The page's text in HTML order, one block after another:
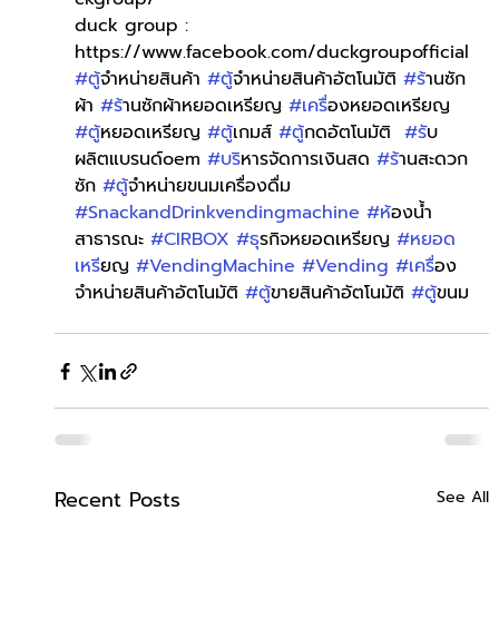
duck group :
https://www.facebook.com/duckgroupofficial
#ตู้จำหน่ายสินค้า #ตู้จำหน่ายสินค้าอัตโนมัติ #ร้านซัก
ผ้า #ร้านซักผ้าหยอดเหรียญ #เครื่องหยอดเหรียญ
#ตู้หยอดเหรียญ #ตู้เกมส์ #ตู้กดอัตโนมัติ #รับ
ผลิตแบรนด์oem #บริหารจัดการเงินสด #ร้านสะดวก
ซัก #ตู้จำหน่ายขนมเครื่องดื่ม
#SnackandDrinkvendingmachine #ห้องน้ำ
สาธารณะ #CIRBOX #ธุรกิจหยอดเหรียญ #หยอด
เหรียญ #VendingMachine #Vending #เครื่อง
จำหน่ายสินค้าอัตโนมัติ #ตู้ขายสินค้าอัตโนมัติ #ตู้ขนม
Recent Posts See All